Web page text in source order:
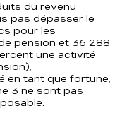
du revenu
pas dépasser le
pour les
pension et 36 288
une activité
en tant que fortune;
3 ne sont pas